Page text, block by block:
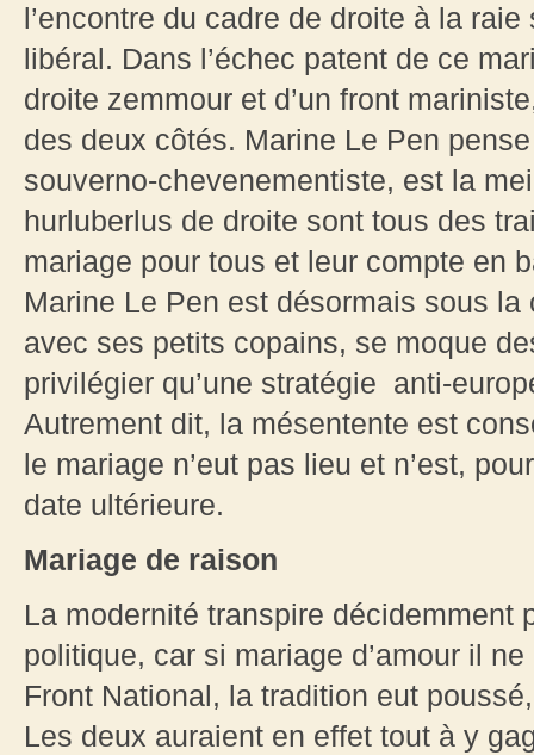
l’encontre du cadre de droite à la
libéral. Dans l’échec patent de ce
droite zemmour et d’un front
des deux côtés. Marine Le Pen
souverno-chevenementiste, est la
hurluberlus de droite sont tous des
mariage pour tous et leur compte en
Marine Le Pen est désormais sous la
avec ses petits copains, se moque
privilégier qu’une stratégie anti-
Autrement dit, la mésentente est
le mariage n’eut pas lieu et n’est,
date ultérieure.
Mariage de raison
La modernité transpire décidemment
politique, car si mariage d’amour il
Front National, la tradition eut
Les deux auraient en effet tout à y